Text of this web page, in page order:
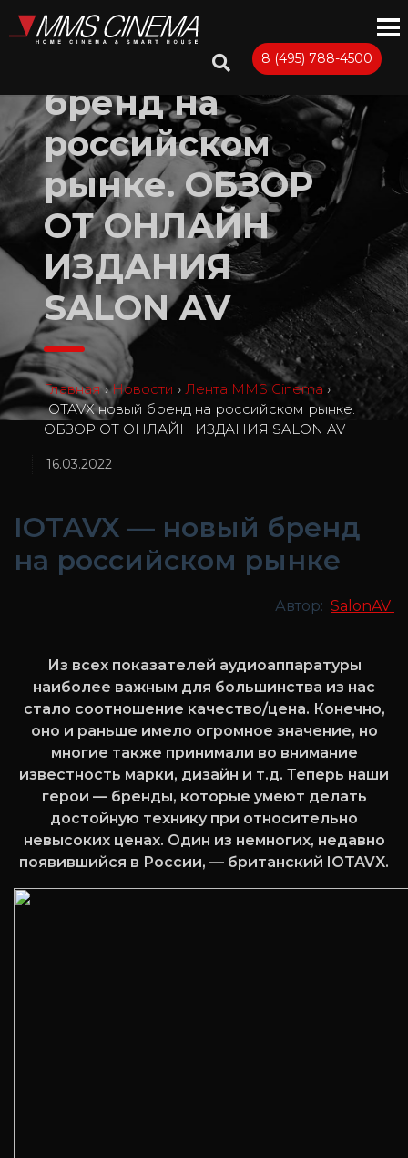
8 (495) 788-4500
IOTAVX новый
бренд на
российском
рынке. ОБЗОР
ОТ ОНЛАЙН
ИЗДАНИЯ
SALON AV
Главная › Новости › Лента MMS Cinema ›
IOTAVX новый бренд на российском рынке.
ОБЗОР ОТ ОНЛАЙН ИЗДАНИЯ SALON AV
16.03.2022
IOTAVX — новый бренд
на российском рынке
Автор: SalonAV
Из всех показателей аудиоаппаратуры
наиболее важным для большинства из нас
стало соотношение качество/цена. Конечно,
оно и раньше имело огромное значение, но
многие также принимали во внимание
известность марки, дизайн и т.д. Теперь наши
герои — бренды, которые умеют делать
достойную технику при относительно
невысоких ценах. Один из немногих, недавно
появившийся в России, — британский IOTAVX.